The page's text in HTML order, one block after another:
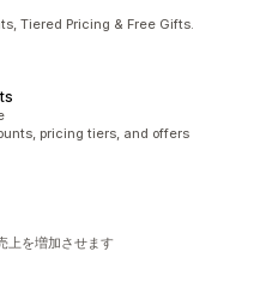
Tiered Pricing & Free Gifts.
pricing tiers, and offers
上を増加させます